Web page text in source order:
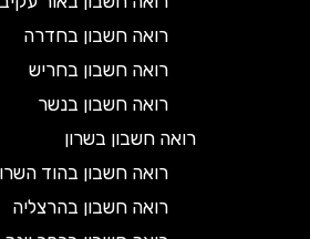
רואה חשבון בחדרה
רואה חשבון בחריש
רואה חשבון בנשר
רואה חשבון בשרון
רואה חשבון בהוד השרון
רואה חשבון בהרצליה